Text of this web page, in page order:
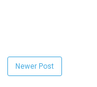
Newer Post